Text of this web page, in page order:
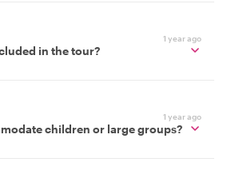
1 year ago
in the tour?
1 year ago
children or large groups?